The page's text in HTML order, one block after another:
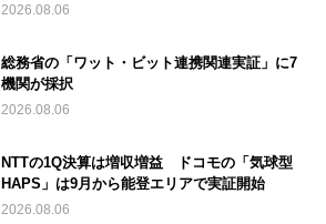
2026.08.06
総務省の「ワット・ビット連携関連実証」に7
機関が採択
2026.08.06
NTTの1Q決算は増収増益 ドコモの「気球型
HAPS」は9月から能登エリアで実証開始
2026.08.06